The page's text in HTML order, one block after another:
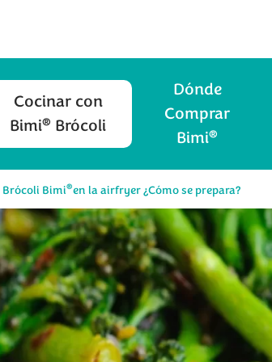
Cocinar con
Bimi® Brócoli
Dónde
Comprar
Bimi®
Brócoli Bimi®en la airfryer ¿Cómo se prepara?